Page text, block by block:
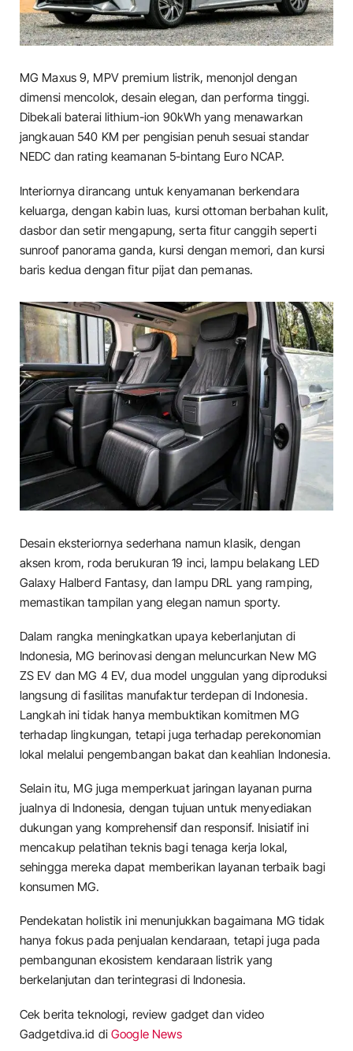
MG Maxus 9, MPV premium listrik, menonjol dengan
dimensi mencolok, desain elegan, dan performa tinggi.
Dibekali baterai lithium-ion 90kWh yang menawarkan
jangkauan 540 KM per pengisian penuh sesuai standar
NEDC dan rating keamanan 5-bintang Euro NCAP.
Interiornya dirancang untuk kenyamanan berkendara
keluarga, dengan kabin luas, kursi ottoman berbahan kulit,
dasbor dan setir mengapung, serta fitur canggih seperti
sunroof panorama ganda, kursi dengan memori, dan kursi
baris kedua dengan fitur pijat dan pemanas.
Desain eksteriornya sederhana namun klasik, dengan
aksen krom, roda berukuran 19 inci, lampu belakang LED
Galaxy Halberd Fantasy, dan lampu DRL yang ramping,
memastikan tampilan yang elegan namun sporty.
Dalam rangka meningkatkan upaya keberlanjutan di
Indonesia, MG berinovasi dengan meluncurkan New MG
ZS EV dan MG 4 EV, dua model unggulan yang diproduksi
langsung di fasilitas manufaktur terdepan di Indonesia.
Langkah ini tidak hanya membuktikan komitmen MG
terhadap lingkungan, tetapi juga terhadap perekonomian
lokal melalui pengembangan bakat dan keahlian Indonesia.
Selain itu, MG juga memperkuat jaringan layanan purna
jualnya di Indonesia, dengan tujuan untuk menyediakan
dukungan yang komprehensif dan responsif. Inisiatif ini
mencakup pelatihan teknis bagi tenaga kerja lokal,
sehingga mereka dapat memberikan layanan terbaik bagi
konsumen MG.
Pendekatan holistik ini menunjukkan bagaimana MG tidak
hanya fokus pada penjualan kendaraan, tetapi juga pada
pembangunan ekosistem kendaraan listrik yang
berkelanjutan dan terintegrasi di Indonesia.
Cek berita teknologi, review gadget dan video
Gadgetdiva.id diGoogle News